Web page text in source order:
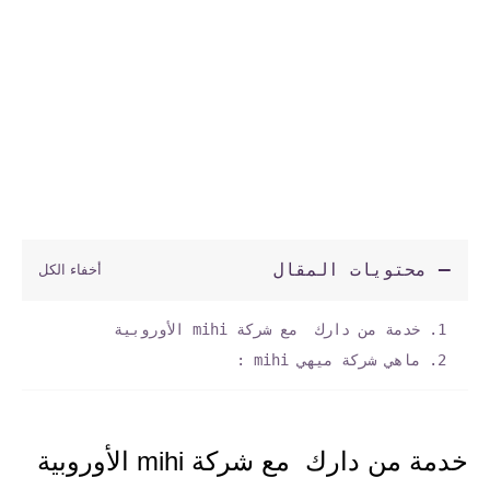
محتويات المقال
خدمة من دارك مع شركة mihi الأوروبية
ماهي شركة ميهي mihi :
خدمة من دارك مع شركة mihi الأوروبي ة